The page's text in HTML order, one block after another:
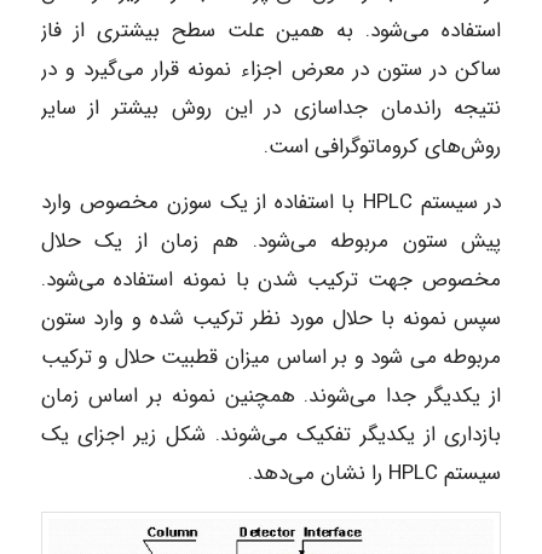
استفاده می‌شود. به همین علت سطح بیشتری از فاز
ساکن در ستون در معرض اجزاء نمونه قرار می‌گیرد و در
نتیجه راندمان جداسازی در این روش بیشتر از سایر
روش‌های کروماتوگرافی است.
در سیستم HPLC با استفاده از یک سوزن مخصوص وارد
پیش ستون مربوطه می‌شود. هم‌ زمان از یک حلال
مخصوص جهت ترکیب شدن با نمونه استفاده می‌شود.
سپس نمونه با حلال مورد نظر ترکیب شده و وارد ستون
مربوطه می شود و بر اساس میزان قطبیت حلال و ترکیب
از یکدیگر جدا می‌شوند. همچنین نمونه بر اساس زمان
بازداری از یکدیگر تفکیک می‌شوند. شکل زیر اجزای یک
سیستم HPLC را نشان می‌دهد.